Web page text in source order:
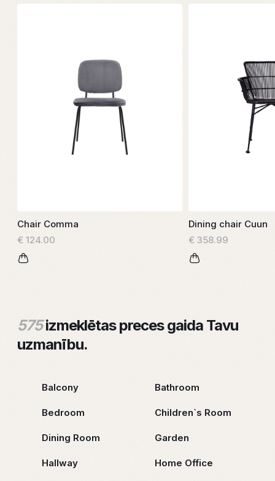
Chair Comma
€ 124.00
Dining chair Cuun
€ 358.99
575izmeklētas preces gaida Tavu
uzmanību.
Balcony Bathroom
Bedroom Children`s Room
Dining Room Garden
Hallway Home Office